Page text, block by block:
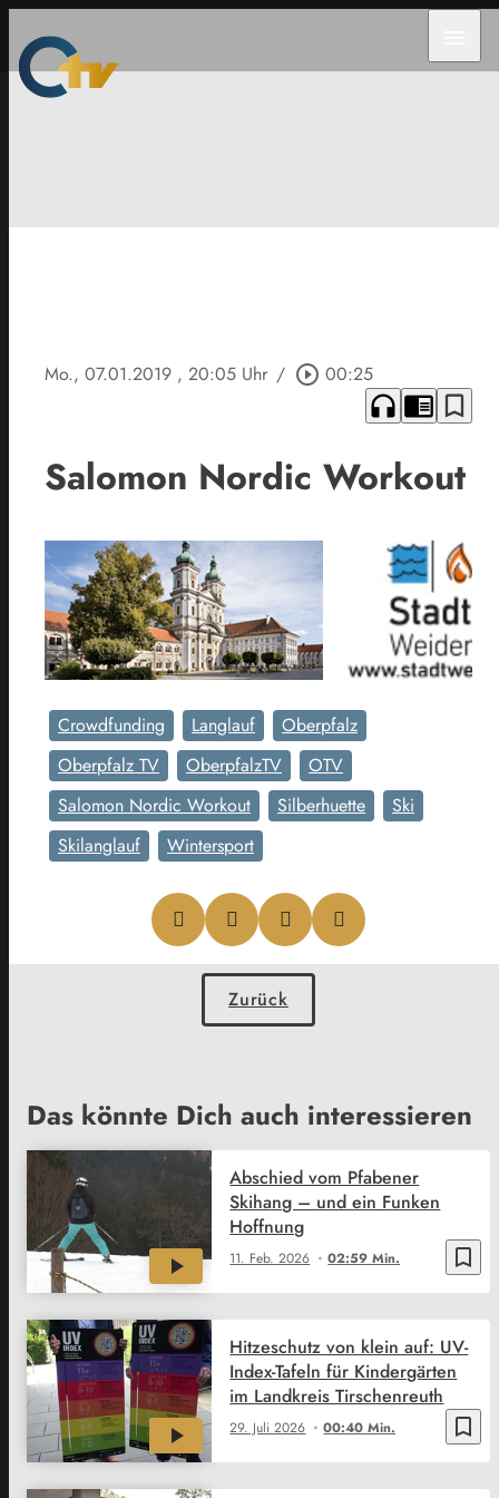
Mo., 07.01.2019 , 20:05 Uhr / play_circle_outline 00:25
headphones chrome_reader_mode bookmark_border
Salomon Nordic Workout
Crowdfunding Langlauf
Oberpfalz
Oberpfalz TV
OberpfalzTV
OTV
Salomon Nordic Workout
Silberhuette
Ski
Skilanglauf
Wintersport
Zurück
Das könnte Dich auch interessieren
bookmark_border
11. Feb. 2026 02:59 Min.
Abschied vom Pfabener
Skihang – und ein Funken
Hoffnung
bookmark_border
29. Juli 2026 00:40 Min.
Hitzeschutz von klein auf: UV-
Index-Tafeln für Kindergärten
im Landkreis Tirschenreuth